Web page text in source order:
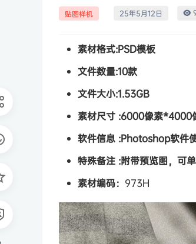
贴图样机 25年5月12日
素材格式:PSD模板
文件数量:10款
文件大小:1.53GB
素材尺寸 :6000像素*4000
软件信息 :Photoshop软件
特殊备注 :附带预览图，可
素材编码： 973H